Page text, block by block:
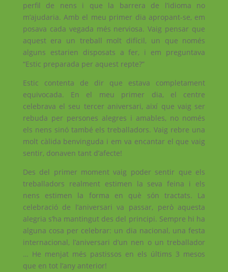
perfil de nens i que la barrera de l’idioma no
m’ajudaria. Amb el meu primer dia apropant-se, em
posava cada vegada més nerviosa. Vaig pensar que
aquest era un treball molt difícil, un que només
alguns estarien disposats a fer, i em preguntava
“Estic preparada per aquest repte?”
Estic contenta de dir que estava completament
equivocada. En el meu primer dia, el centre
celebrava el seu tercer aniversari, així que vaig ser
rebuda per persones alegres i amables, no només
els nens sinó també els treballadors. Vaig rebre una
molt càlida benvinguda i em va encantar el que vaig
sentir, donaven tant d’afecte!
Des del primer moment vaig poder sentir que els
treballadors realment estimen la seva feina i els
nens estimen la forma en què són tractats. La
celebració de l’aniversari va passar, però aquesta
alegria s’ha mantingut des del principi. Sempre hi ha
alguna cosa per celebrar: un dia nacional, una festa
internacional, l’aniversari d’un nen o un treballador
… He menjat més pastissos en els últims 3 mesos
que en tot l’any anterior!